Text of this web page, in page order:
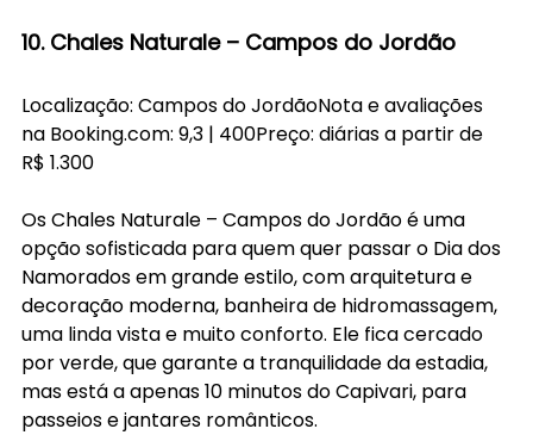
10. Chales Naturale – Campos do Jordão
Localização: Campos do JordãoNota e avaliações
na Booking.com: 9,3 | 400Preço: diárias a partir de
R$ 1.300
Os Chales Naturale – Campos do Jordão é uma
opção sofisticada para quem quer passar o Dia dos
Namorados em grande estilo, com arquitetura e
decoração moderna, banheira de hidromassagem,
uma linda vista e muito conforto. Ele fica cercado
por verde, que garante a tranquilidade da estadia,
mas está a apenas 10 minutos do Capivari, para
passeios e jantares românticos.